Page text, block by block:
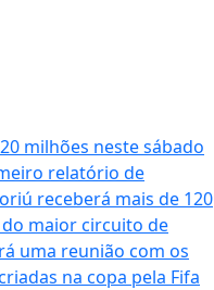
milhões neste sábado
relatório de
receberá mais de 120
maior circuito de
uma reunião com os
na copa pela Fifa